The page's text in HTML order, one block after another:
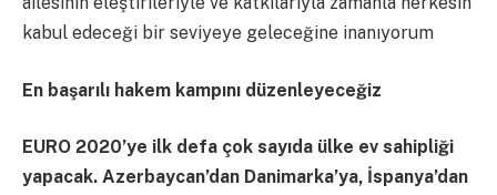
kabul edeceği bir seviyeye geleceğine inanıyorum
En başarılı hakem kampını düzenleyeceğiz
EURO 2020’ye ilk defa çok sayıda ülke ev sahipliği
yapacak. Azerbaycan’dan Danimarka’ya, İspanya’dan